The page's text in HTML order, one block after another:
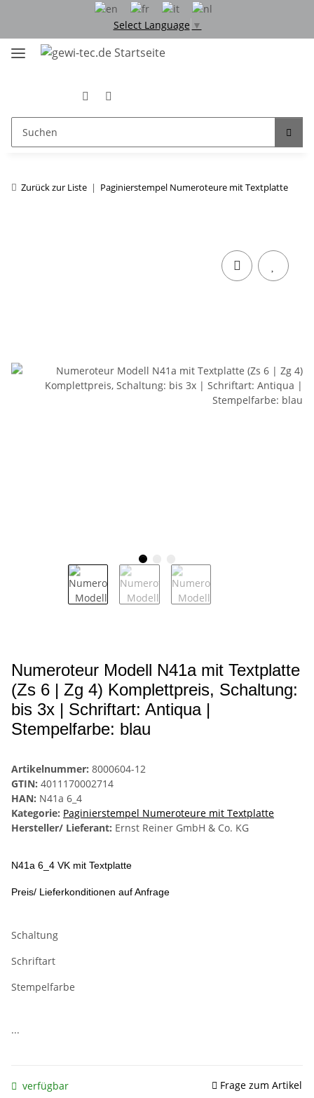
Select Language ▼
Zurück zur Liste Paginierstempel Numeroteure mit Textplatte
Numeroteur Modell N41a mit Textplatte
(Zs 6 | Zg 4) Komplettpreis, Schaltung:
bis 3x | Schriftart: Antiqua |
Stempelfarbe: blau
Artikelnummer: 8000604-12
GTIN: 4011170002714
HAN: N41a 6_4
Kategorie: Paginierstempel Numeroteure mit Textplatte
Hersteller/ Lieferant: Ernst Reiner GmbH & Co. KG
N41a 6_4 VK mit Textplatte
Preis/ Lieferkonditionen auf Anfrage
Schaltung
Schriftart
Stempelfarbe
...
verfügbar Frage zum Artikel